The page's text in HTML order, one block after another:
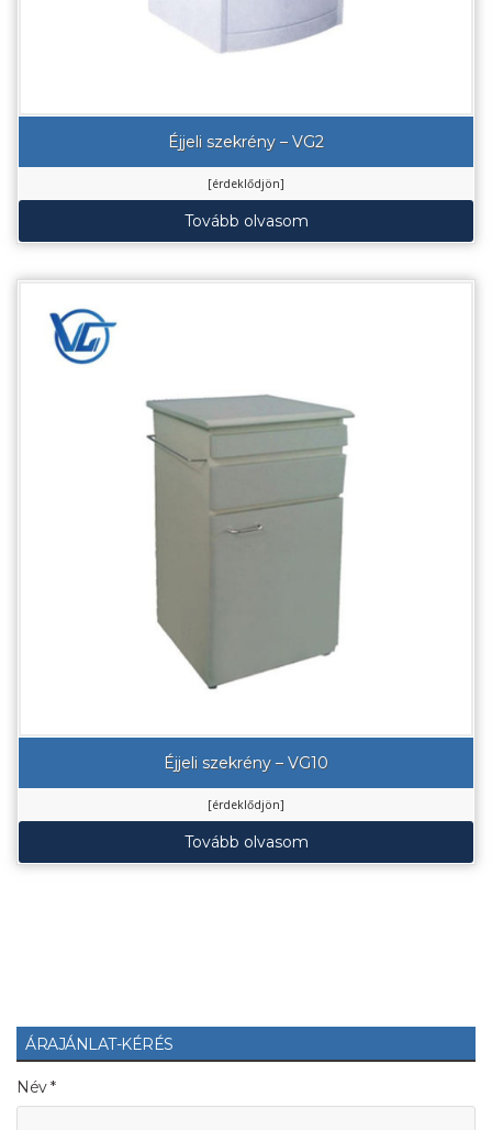
Éjjeli szekrény – VG2
[érdeklődjön]
Tovább olvasom
Éjjeli szekrény – VG10
[érdeklődjön]
Tovább olvasom
ÁRAJÁNLAT-KÉRÉS
Név *